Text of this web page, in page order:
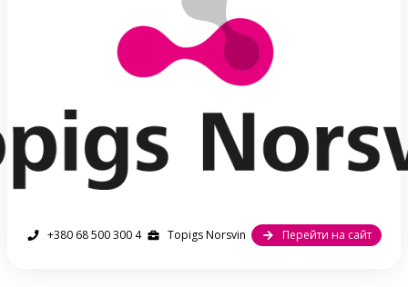
+380 68 500 300 4 Topigs Norsvin Перейти на сайт